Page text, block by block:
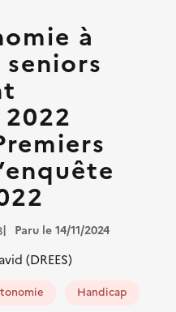
que
citation
à
Paru le 14/11/2024
(DREES)
Handicap